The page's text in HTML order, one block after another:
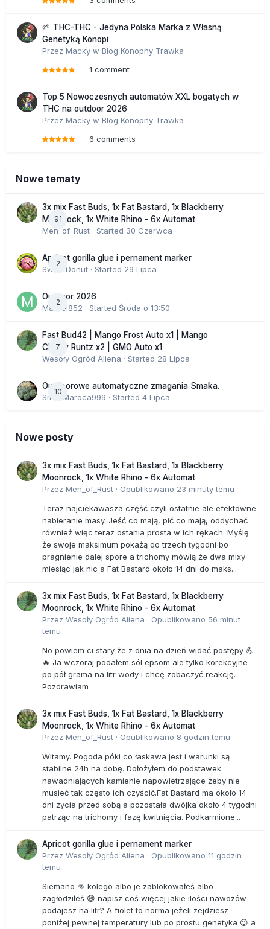
🌱 THC-THC - Jedyna Polska Marka z Własną
Genetyką Konopi
Przez Macky w Blog Konopny Trawka
1 comment
Top 5 Nowoczesnych automatów XXL bogatych w
THC na outdoor 2026
Przez Macky w Blog Konopny Trawka
6 comments
Nowe tematy
91
3x mix Fast Buds, 1x Fat Bastard, 1x Blackberry
Moonrock, 1x White Rhino - 6x Automat
Men_of_Rust · Started 30 Czerwca
2
Apricot gorilla glue i pernament marker
SweetDonut · Started 29 Lipca
2
Outdoor 2026
Marcel852 · Started Środa o 13:50
7
Fast Bud42 | Mango Frost Auto x1 | Mango
Cherry Runtz x2 | GMO Auto x1
Wesoły Ogród Aliena · Started 28 Lipca
10
Outdoorowe automatyczne zmagania Smaka.
SmakMaroca999 · Started 4 Lipca
Nowe posty
3x mix Fast Buds, 1x Fat Bastard, 1x Blackberry
Moonrock, 1x White Rhino - 6x Automat
Przez Men_of_Rust · Opublikowano 23 minuty temu
Teraz najciekawasza część czyli ostatnie ale efektowne
nabieranie masy. Jeść co mają, pić co mają, oddychać
również więc teraz ostania prosta w ich rękach. Myślę
że swoje maksimum pokażą do trzech tygodni bo
pragnienie dalej spore a trichomy mówią że dwa mixy
miesiąc jak nic a Fat Bastard około 14 dni do maks...
3x mix Fast Buds, 1x Fat Bastard, 1x Blackberry
Moonrock, 1x White Rhino - 6x Automat
Przez Wesoły Ogród Aliena · Opublikowano 56 minut
temu
No powiem ci stary że z dnia na dzień widać postępy 💪
🔥 Ja wczoraj podałem sól epsom ale tylko korekcyjne
po pół grama na litr wody i chcę zobaczyć reakcję.
Pozdrawiam
3x mix Fast Buds, 1x Fat Bastard, 1x Blackberry
Moonrock, 1x White Rhino - 6x Automat
Przez Men_of_Rust · Opublikowano 8 godzin temu
Witamy. Pogoda póki co łaskawa jest i warunki są
stabilne 24h na dobę. Dołożyłem do podstawek
nawadniających kamienie napowietrzające żeby nie
musieć tak często ich czyścić.Fat Bastard ma około 14
dni życia przed sobą a pozostała dwójka około 4 tygodni
patrząc na trichomy i fazę kwitnięcia. Podkarmione...
Apricot gorilla glue i pernament marker
Przez Wesoły Ogród Aliena · Opublikowano 11 godzin
temu
Siemano 👊 kolego albo je zablokowałeś albo
zagłodziłeś 😅 napisz coś więcej jakie ilości nawozów
podajesz na litr? A fiolet to norma jeżeli zejdziesz
poniżej pewnej temperatury lub po prostu genetyka 😉 a